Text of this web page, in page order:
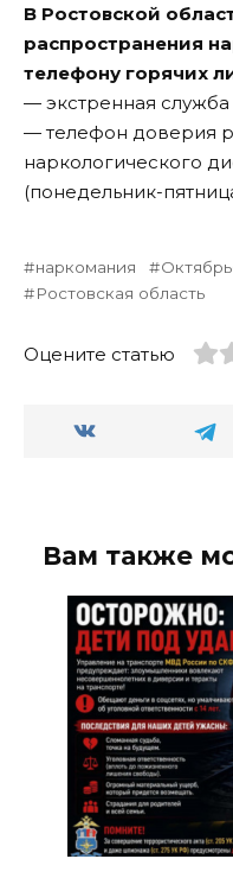
В Ростовской
распространения
телефону горячих
— экстренная служба
— телефон доверия
наркологического
(понедельник-
наркомания
Ростовская область
Оцените статью
Вам также